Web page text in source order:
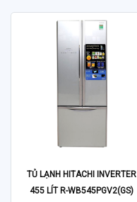
TỦ LẠNH HITACHI INVERTER
455 LÍT R-WB545PGV2(GS)